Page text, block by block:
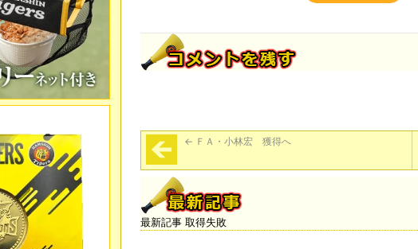
← ＦＡ・小林宏 獲得へ
最新記事 取得失敗